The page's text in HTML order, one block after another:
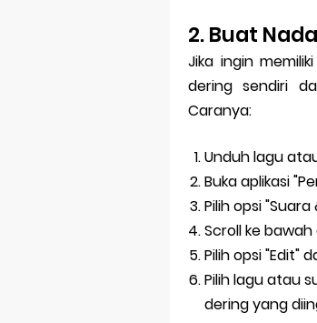
2. Buat
Jika ingin
dering sendiri
Caranya:
Unduh lagu
Buka aplikasi
Pilih opsi "Suara
Scroll ke bawah
Pilih opsi "Edit"
Pilih lagu atau
dering yang